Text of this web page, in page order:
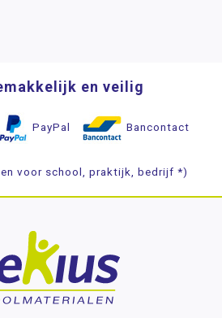
en veilig
PayPal Bancontact
voor school, praktijk, bedrijf *)